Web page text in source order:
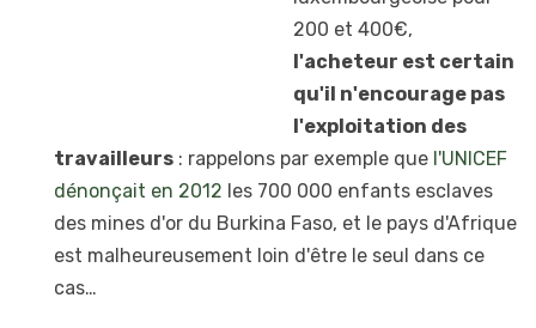
200 et 400€,
l'acheteur est certain
qu'il n'encourage pas
l'exploitation des
travailleurs : rappelons par exemple que l'UNICEF
dénonçait en 2012 les 700 000 enfants esclaves
des mines d'or du Burkina Faso, et le pays d'Afrique
est malheureusement loin d'être le seul dans ce
cas…